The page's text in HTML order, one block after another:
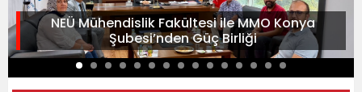
NEÜ Mühendislik Fakültesi ile MMO Konya
Şubesi’nden Güç Birliği